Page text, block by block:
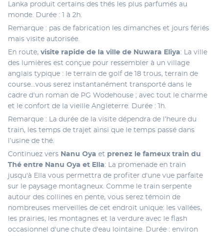
Lanka produit certains des thés les plus parfumés au
monde. Durée : 1 à 2h.
Remarque : pas de fabrication les dimanches et jours fériés
mais visite autorisée.
En route, visite rapide de la ville de Nuwara Eliya: La ville
des lumières est conçue pour ressembler à un village
anglais typique : le terrain de golf de 18 trous, terrain de
course…vous serez instantanément transporté dans le
cadre d'un roman de PG Wodehouse ; avec tout le charme
et le confort de la vieille Angleterre. Durée : 1h.
Remarque : La durée de la visite dépendra de l’heure du
train, les temps de trajet ainsi que le temps passé dans
l’usine de thé.
Continuez vers Nanu Oya et prenez le fameux train du
Thé entre Nanu Oya et Ella: La promenade en train
jusqu'à Ella vous permettra de profiter d'une vue parfaite
sur le paysage montagneux. Comme le train serpente
autour des collines en pente, vous serez témoin de
nombreuses merveilles de cet endroit unique: les vallées,
les prairies, les montagnes et la verdure avec le flash
occasionnel d'une chute d'eau lointaine. Durée : environ